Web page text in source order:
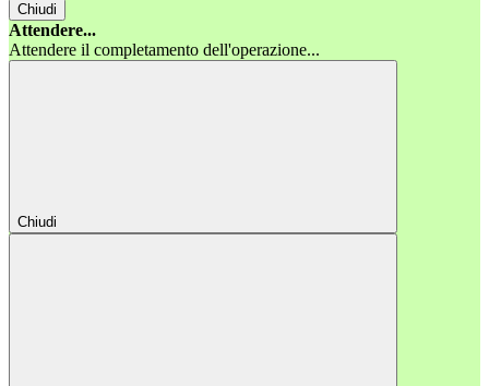
Chiudi
Attendere...
Attendere il completamento dell'operazione...
Chiudi